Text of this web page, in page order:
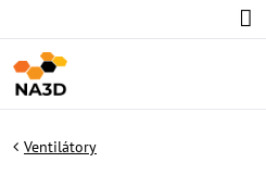
Ventilátory